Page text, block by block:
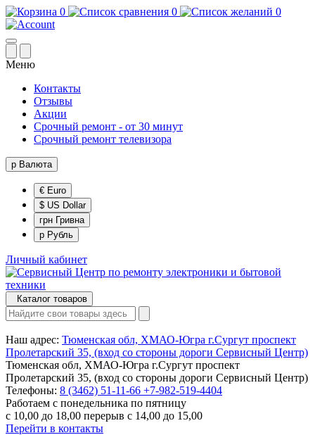
0 0 0
Меню
Контакты
Отзывы
Акции
Срочный ремонт - от 30 минут
Срочный ремонт телевизора
р Валюта
€ Euro
$ US Dollar
грн Гривна
р Рубль
Личный кабинет
Каталог товаров
Наш адрес: Тюменская обл, ХМАО-Югра г.Сургут проспект
Пролетарский 35, (вход со стороны дороги Сервисный Центр)
Тюменская обл, ХМАО-Югра г.Сургут проспект
Пролетарский 35, (вход со стороны дороги Сервисный Центр)
Телефоны: 8 (3462) 51-11-66 +7-982-519-4404
Работаем с понедельника по пятницу
с 10,00 до 18,00 перерыв с 14,00 до 15,00
Перейти в контакты